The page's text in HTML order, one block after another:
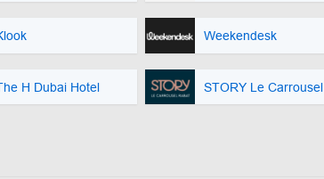
Weekendesk
H Dubai Hotel STORY Le Carrousel